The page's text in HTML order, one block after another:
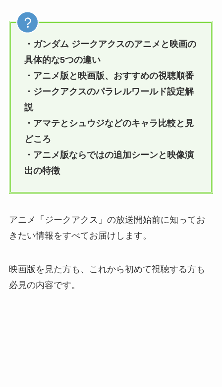
・ガンダム ジークアクスのアニメと映画の
具体的な5つの違い
・アニメ版と映画版、おすすめの視聴順番
・ジークアクスのパラレルワールド設定解
説
・アマテとシュウジなどのキャラ比較と見
どころ
・アニメ版ならではの追加シーンと映像演
出の特徴
アニメ「ジークアクス」の放送開始前に知ってお
きたい情報をすべてお届けします。
映画版を見た方も、これから初めて視聴する方も
必見の内容です。